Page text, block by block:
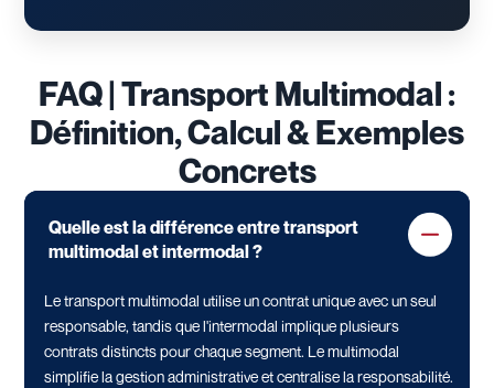
FAQ | Transport Multimodal :
Définition, Calcul & Exemples
Concrets
Quelle est la différence entre transport
multimodal et intermodal ?
Le transport multimodal utilise un contrat unique avec un seul
responsable, tandis que l'intermodal implique plusieurs
contrats distincts pour chaque segment. Le multimodal
simplifie la gestion administrative et centralise la responsabilité.